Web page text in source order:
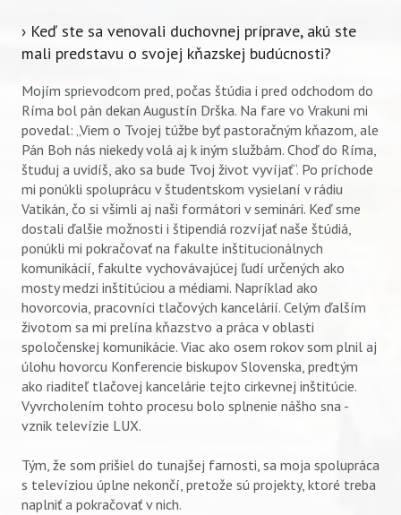
› Keď ste sa venovali duchovnej príprave, akú ste
mali predstavu o svojej kňazskej budúcnosti?
Mojím sprievodcom pred, počas štúdia i pred odchodom do
Ríma bol pán dekan Augustín Drška. Na fare vo Vrakuni mi
povedal: „Viem o Tvojej túžbe byť pastoračným kňazom, ale
Pán Boh nás niekedy volá aj k iným službám. Choď do Ríma,
študuj a uvidíš, ako sa bude Tvoj život vyvíjať“. Po príchode
mi ponúkli spoluprácu v študentskom vysielaní v rádiu
Vatikán, čo si všimli aj naši formátori v seminári. Keď sme
dostali ďalšie možnosti i štipendiá rozvíjať naše štúdiá,
ponúkli mi pokračovať na fakulte inštitucionálnych
komunikácií, fakulte vychovávajúcej ľudí určených ako
mosty medzi inštitúciou a médiami. Napríklad ako
hovorcovia, pracovníci tlačových kancelárií. Celým ďalším
životom sa mi prelína kňazstvo a práca v oblasti
spoločenskej komunikácie. Viac ako osem rokov som plnil aj
úlohu hovorcu Konferencie biskupov Slovenska, predtým
ako riaditeľ tlačovej kancelárie tejto cirkevnej inštitúcie.
Vyvrcholením tohto procesu bolo splnenie nášho sna -
vznik televízie LUX.
Tým, že som prišiel do tunajšej farnosti, sa moja spolupráca
s televíziou úplne nekončí, pretože sú projekty, ktoré treba
naplniť a pokračovať v nich.